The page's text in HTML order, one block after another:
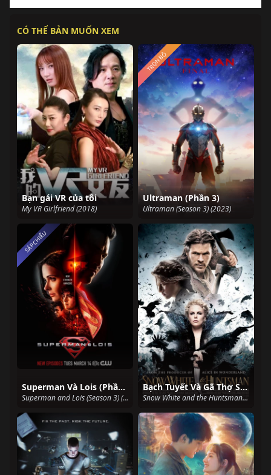
CÓ THỂ BẢN MUỐN XEM
Bạn gái VR của tôi
My VR Girlfriend (2018)
Ultraman (Phần 3)
Ultraman (Season 3) (2023)
TRỌN BỘ
Superman Và Lois (Phần 3)
Superman and Lois (Season 3) (2023)
SẮP CHIẾU
Bạch Tuyết Và Gã Thợ Săn
Snow White and the Huntsman (2012)